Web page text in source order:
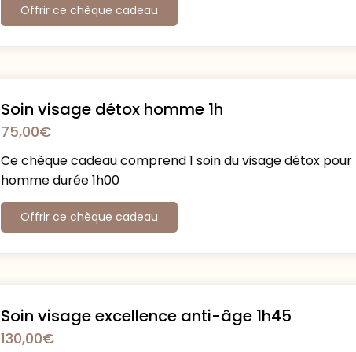
Offrir ce chèque cadeau
Soin visage détox homme 1h
75,00€
Ce chèque cadeau comprend 1 soin du visage détox pour
homme durée 1h00
Offrir ce chèque cadeau
Soin visage excellence anti-âge 1h45
130,00€